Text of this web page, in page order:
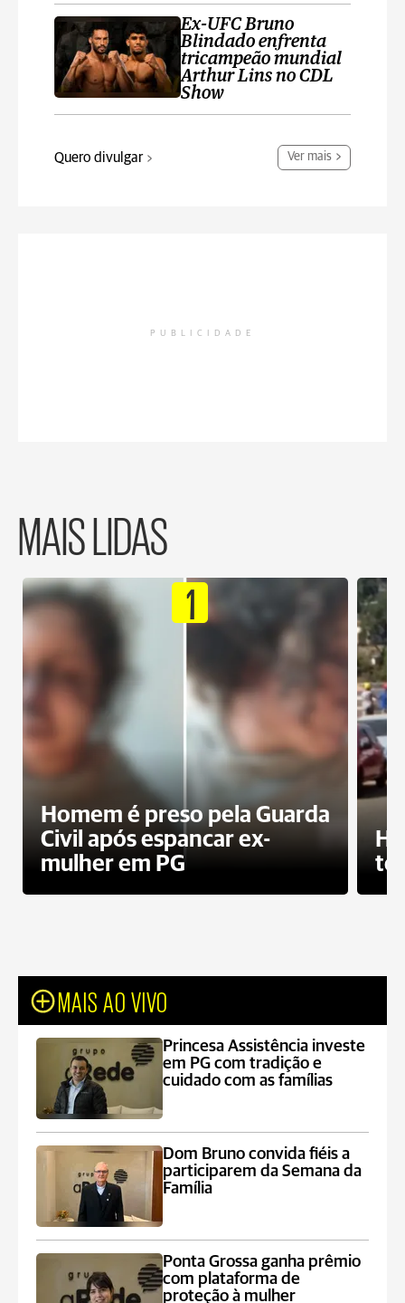
Ex-UFC Bruno
Blindado enfrenta
tricampeão mundial
Arthur Lins no CDL
Show
Quero divulgar Ver mais
PUBLICIDADE
MAIS LIDAS
1
Homem é preso pela Guarda
Civil após espancar ex-
mulher em PG
MAIS AO VIVO
Princesa Assistência investe
em PG com tradição e
cuidado com as famílias
Dom Bruno convida fiéis a
participarem da Semana da
Família
Ponta Grossa ganha prêmio
com plataforma de
proteção à mulher